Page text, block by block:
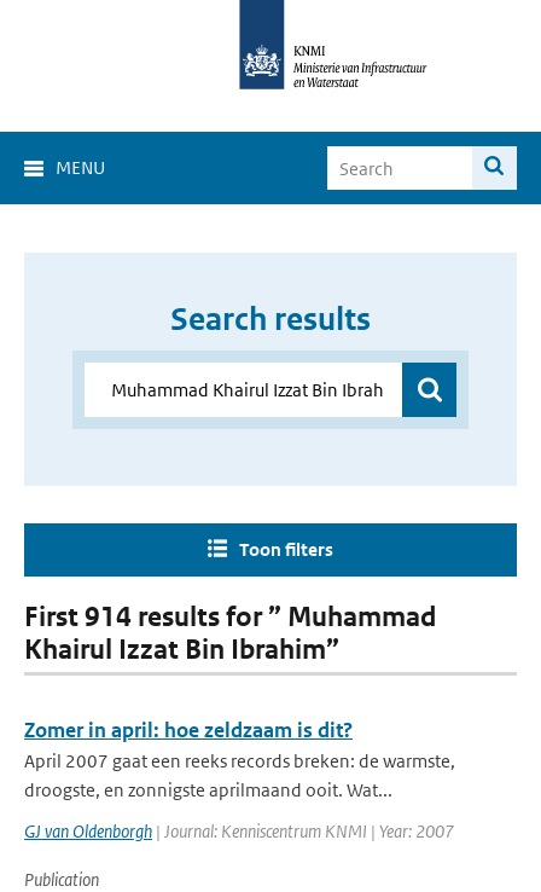
MENU
Search results
Toon filters
First 914 results for ” Muhammad
Khairul Izzat Bin Ibrahim”
Zomer in april: hoe zeldzaam is dit?
April 2007 gaat een reeks records breken: de warmste,
droogste, en zonnigste aprilmaand ooit. Wat...
GJ van Oldenborgh | Journal: Kenniscentrum KNMI | Year: 2007
Publication